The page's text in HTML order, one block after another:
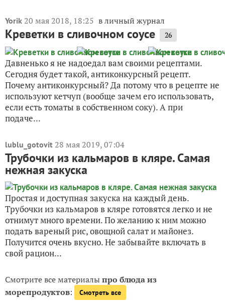
Yorik 20 мая 2018, 18:25 в личный журнал
Креветки в сливочном соусе 26
Давненько я не надоедал вам своими рецептами.
Сегодня будет такой, антиконкурсный рецепт.
Почему антиконкурсный? Да потому что в рецепте не
используют кетчуп (вообще зачем его использовать,
если есть томаты в собственном соку). А при
подаче...
lublu_gotovit 28 мая 2019, 07:04
Трубочки из кальмаров в кляре. Самая
нежная закуска
Простая и доступная закуска на каждый день.
Трубочки из кальмаров в кляре готовятся легко и не
отнимут много времени. По желанию к ним можно
подать вареный рис, овощной салат и майонез.
Получится очень вкусно. Не забывайте включать в
свой рацион...
Смотрите все материалыпро блюда из
морепродуктов: Смотреть все